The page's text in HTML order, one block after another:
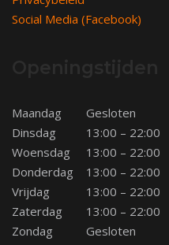
Social Media (Facebook)
Maandag
Gesloten
Dinsdag
13:00 – 22:00
Woensdag
13:00 – 22:00
Donderdag
13:00 – 22:00
Vrijdag
13:00 – 22:00
Zaterdag
13:00 – 22:00
Zondag
Gesloten